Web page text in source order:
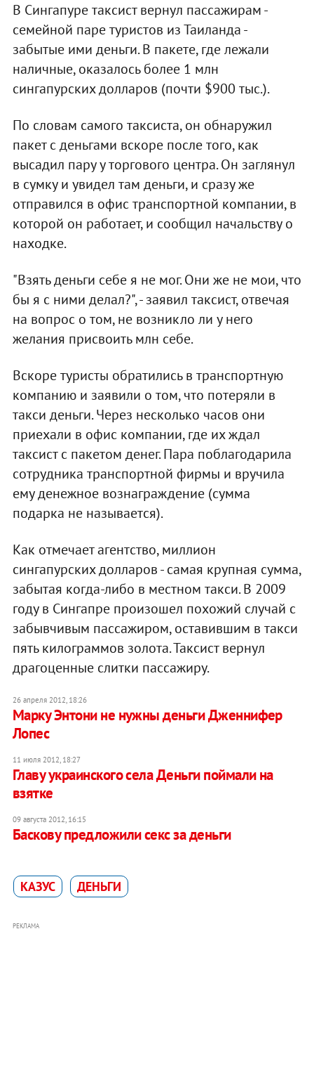
В Сингапуре таксист вернул пассажирам -
семейной паре туристов из Таиланда -
забытые ими деньги. В пакете, где лежали
наличные, оказалось более 1 млн
сингапурских долларов (почти $900 тыс.).
По словам самого таксиста, он обнаружил
пакет с деньгами вскоре после того, как
высадил пару у торгового центра. Он заглянул
в сумку и увидел там деньги, и сразу же
отправился в офис транспортной компании, в
которой он работает, и сообщил начальству о
находке.
"Взять деньги себе я не мог. Они же не мои, что
бы я с ними делал?", - заявил таксист, отвечая
на вопрос о том, не возникло ли у него
желания присвоить млн себе.
Вскоре туристы обратились в транспортную
компанию и заявили о том, что потеряли в
такси деньги. Через несколько часов они
приехали в офис компании, где их ждал
таксист с пакетом денег. Пара поблагодарила
сотрудника транспортной фирмы и вручила
ему денежное вознаграждение (сумма
подарка не называется).
Как отмечает агентство, миллион
сингапурских долларов - самая крупная сумма,
забытая когда-либо в местном такси. В 2009
году в Сингапре произошел похожий случай с
забывчивым пассажиром, оставившим в такси
пять килограммов золота. Таксист вернул
драгоценные слитки пассажиру.
26 апреля 2012, 18:26
Марку Энтони не нужны деньги Дженнифер
Лопес
11 июля 2012, 18:27
Главу украинского села Деньги поймали на
взятке
09 августа 2012, 16:15
Баскову предложили секс за деньги
КАЗУС ДЕНЬГИ
РЕКЛАМА